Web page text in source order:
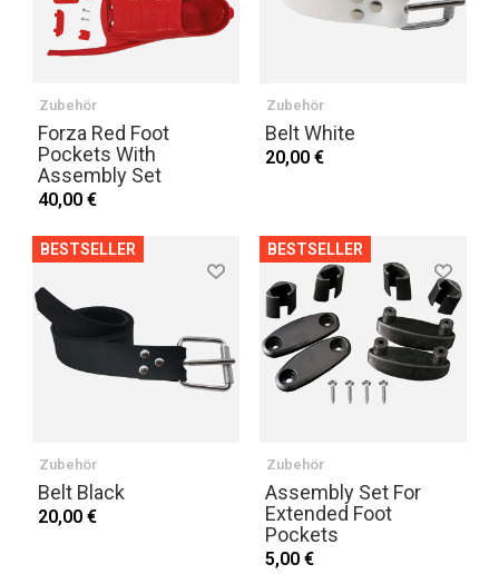
Zubehör
Forza Red Foot
Pockets With
Assembly Set
40,00 €
Zubehör
Belt White
20,00 €
BESTSELLER
Zubehör
Belt Black
20,00 €
BESTSELLER
Zubehör
Assembly Set For
Extended Foot
Pockets
5,00 €